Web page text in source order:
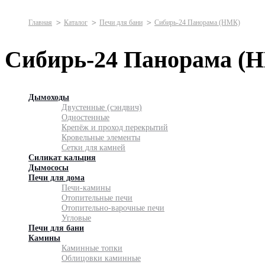
Главная Каталог Печи для бани Сибирь-24 Панорама (НМК)
Сибирь-24 Панорама
Дымоходы
Двустенные (сэндвич)
Одностенные
Крепёж и проход перекрытий
Кровельные элементы
Сетки для камней
Силикат кальция
Дымососы
Печи для дома
Печи-камины
Отопительные печи
Отопительно-варочные печи
Угловые
Печи для бани
Камины
Каминные топки
Облицовки каминные